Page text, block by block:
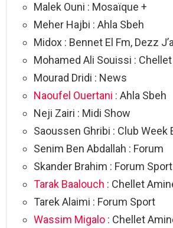
Malek Ouni : Mosaïque +
Meher Hajbi : Ahla Sbeh
Midox : Bennet El Fm, Dezz
Mohamed Ali Souissi :
Mourad Dridi : News
Naoufel Ouertani : Ahla Sbeh
Neji Zairi : Midi Show
Saoussen Ghribi : Club Week
Senim Ben Abdallah : Forum
Skander Brahim : Forum Sport
Tarak Baalouch : Chellet
Tarek Alaimi : Forum Sport
Wassim Migalo : Chellet